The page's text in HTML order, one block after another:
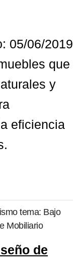
05/06/2019
que
y
eficiencia
tema: Bajo
Mobiliario
de